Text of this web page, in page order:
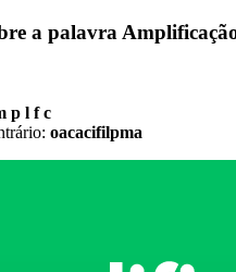
a palavra
p l f c
oacacifilpma